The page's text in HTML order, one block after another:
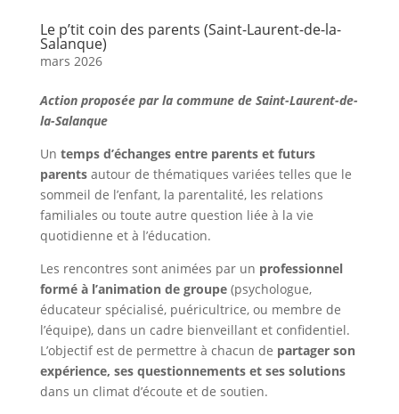
Le p’tit coin des parents (Saint-Laurent-de-la-
Salanque)
mars 2026
Action proposée par la commune de Saint-Laurent-de-
la-Salanque
Un temps d’échanges entre parents et futurs
parentsautour de thématiques variées telles que le
sommeil de l’enfant, la parentalité, les relations
familiales ou toute autre question liée à la vie
quotidienne et à l’éducation.
Les rencontres sont animées par un professionnel
formé à l’animation de groupe(psychologue,
éducateur spécialisé, puéricultrice, ou membre de
l’équipe), dans un cadre bienveillant et confidentiel.
L’objectif est de permettre à chacun de partager son
expérience, ses questionnements et ses solutions
dans un climat d’écoute et de soutien.